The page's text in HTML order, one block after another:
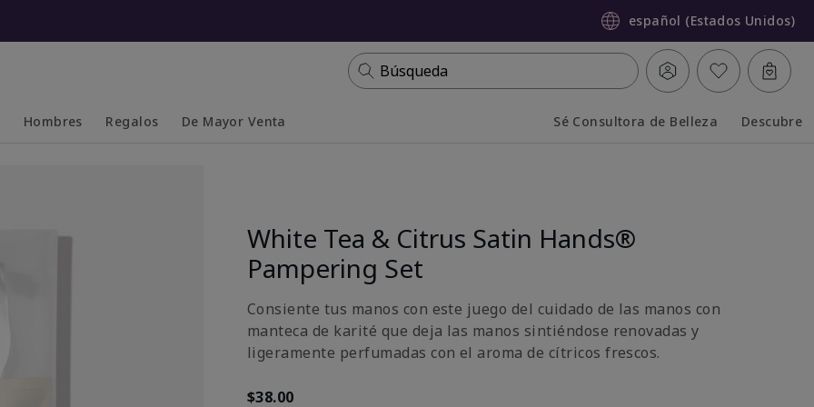
español (Estados Unidos)
Búsqueda
Hombres Regalos De Mayor Venta Sé Consultora de Belleza Descubre
White Tea & Citrus Satin Hands®
Pampering Set
Consiente tus manos con este juego del cuidado de las manos con
manteca de karité que deja las manos sintiéndose renovadas y
ligeramente perfumadas con el aroma de cítricos frescos.
$38.00